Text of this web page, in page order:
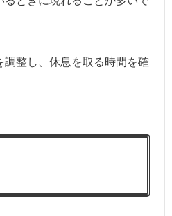
調整し、休息を取る時間を確